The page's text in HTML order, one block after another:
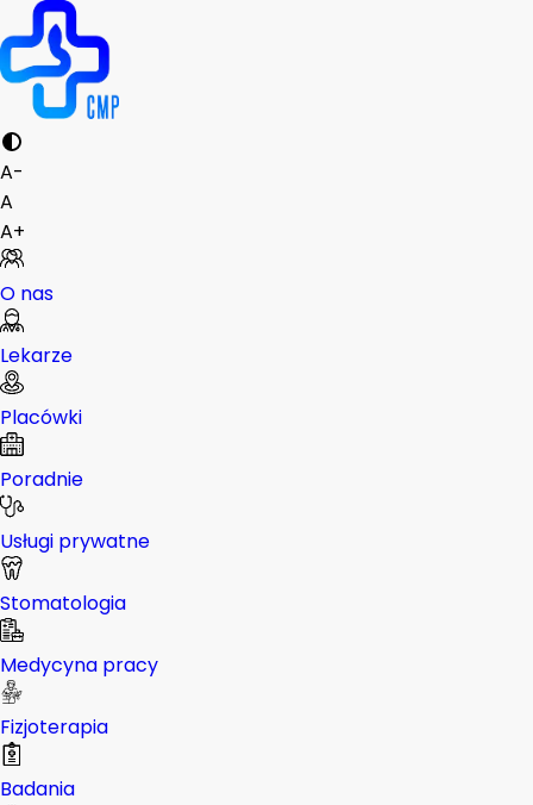
A-
A
A+
O nas
Lekarze
Placówki
Poradnie
Usługi prywatne
Stomatologia
Medycyna pracy
Fizjoterapia
Badania